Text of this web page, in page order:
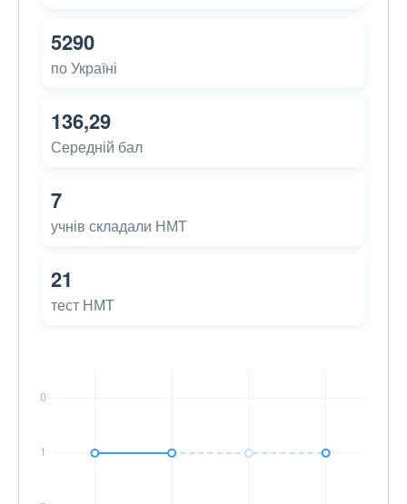
5290
по Україні
136,29
Середній бал
7
учнів складали НМТ
21
тест НМТ